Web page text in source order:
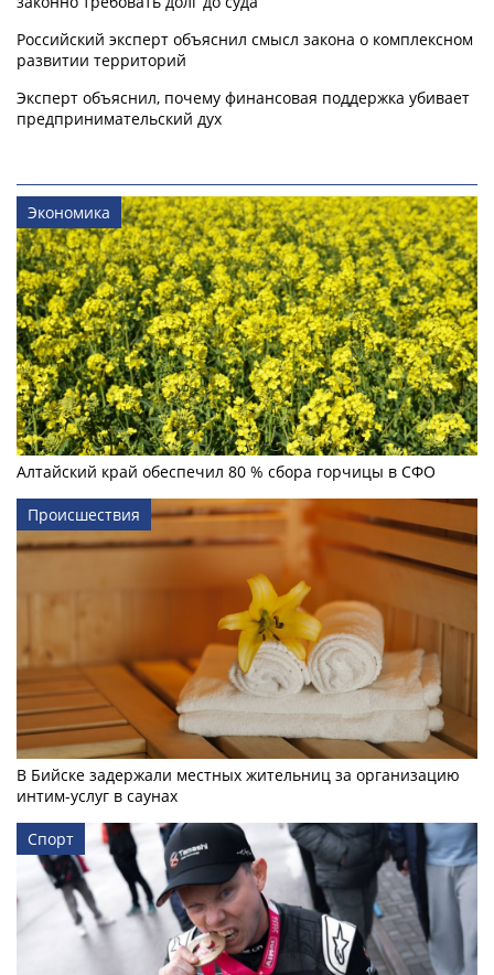
Российский эксперт объяснил смысл закона о комплексном
развитии территорий
Эксперт объяснил, почему финансовая поддержка убивает
предпринимательский дух
Экономика
Алтайский край обеспечил 80 % сбора горчицы в СФО
Происшествия
В Бийске задержали местных жительниц за организацию
интим-услуг в саунах
Спорт